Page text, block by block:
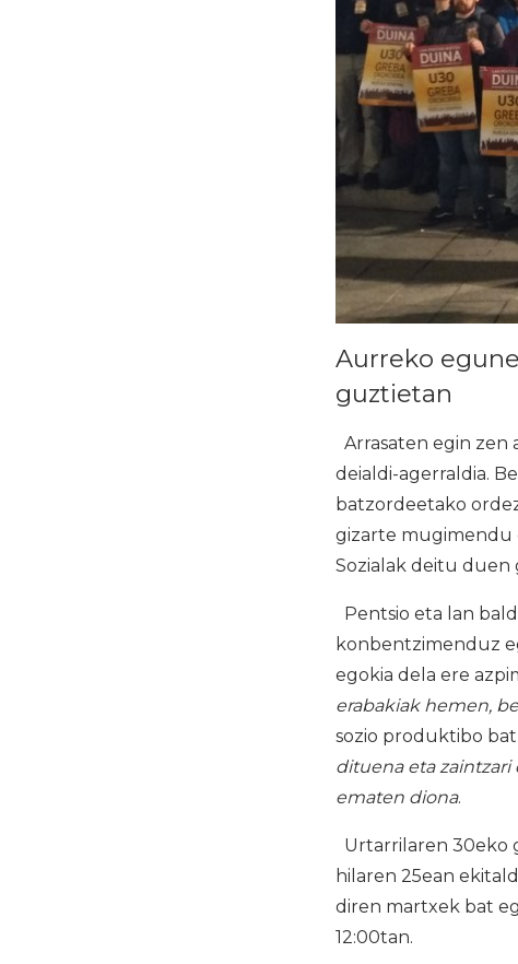
Aurreko
guztietan
Arrasaten egin
deialdi-agerraldia.
batzordeetako
gizarte mugimendu
Sozialak deitu duen
Pentsio eta lan
konbentzimenduz
egokia dela ere
erabakiak hemen,
sozio produktibo
dituena eta
ematen diona.
Urtarrilaren 30eko
hilaren 25ean
diren martxek bat
12:00tan.